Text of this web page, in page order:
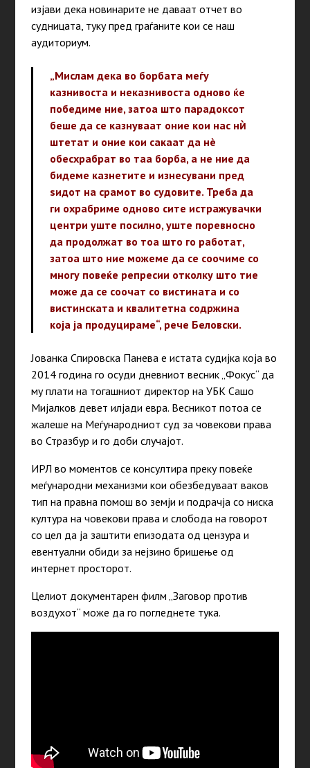
изјави дека новинарите не даваат отчет во
судницата, туку пред граѓаните кои се наш
аудиториум.
„Мислам дека во борбата меѓу
казнивоста и неказнивоста одново ќе
победиме ние, затоа што парадоксот
беше да се казнуваат оние кои нас нѝ
штетат и оние кои сакаат да нè
обесхрабрат во таа борба, а не ние да
бидеме казнетите и изнесувани пред
ѕидот на срамот во судовите. Треба да
ги охрабриме одново сите истражувачки
центри уште посилно, уште поревносно
да продолжат во тоа што го работат,
затоа што ние можеме да се соочиме со
многу повеќе репресии отколку што тие
може да се соочат со вистината и со
вистинската и квалитетна содржина
која ја продуцираме“, рече Беловски.
Јованка Спировска Панева е истата судијка која во
2014 година го осуди дневниот весник „Фокус“ да
му плати на тогашниот директор на УБК Сашо
Мијалков девет илјади евра. Весникот потоа се
жалеше на Меѓународниот суд за човекови права
во Стразбур и го доби случајот.
ИРЛ во моментов се консултира преку повеќе
меѓународни механизми кои обезбедуваат ваков
тип на правна помош во земји и подрачја со ниска
култура на човекови права и слобода на говорот
со цел да ја заштити епизодата од цензура и
евентуални обиди за нејзино бришење од
интернет просторот.
Целиот документарен филм „Заговор против
воздухот“ може да го погледнете тука.